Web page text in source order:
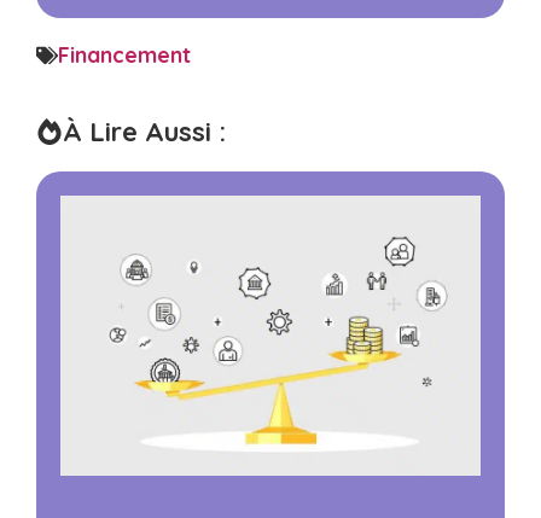
Financement
À Lire Aussi :